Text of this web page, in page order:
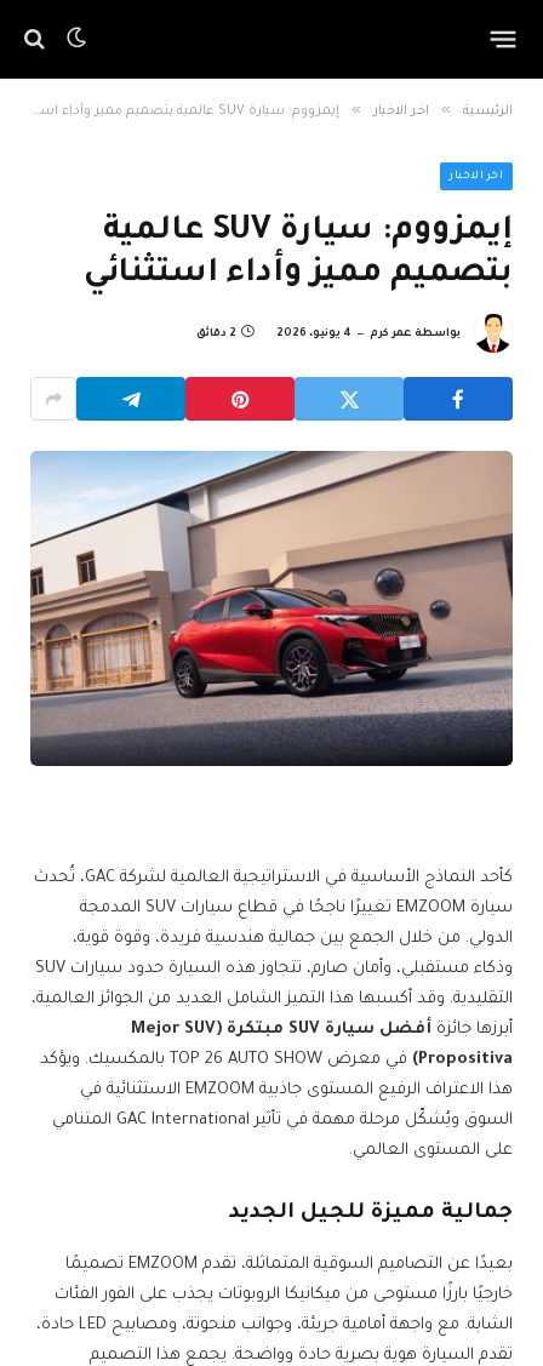
الرئيسية » اخر الاخبار » إيمزووم: سيارة SUV عالمية بتصميم مميز وأداء استثنائي
اخر الاخبار
إيمزووم: سيارة SUV عالمية
بتصميم مميز وأداء استثنائي
بواسطة عمر كرم 4 يونيو، 2026 2 دقائق
كأحد النماذج الأساسية في الاستراتيجية العالمية لشركة GAC، تُحدث
سيارة EMZOOM تغييرًا ناجحًا في قطاع سيارات SUV المدمجة
الدولي. من خلال الجمع بين جمالية هندسية فريدة، وقوة قوية،
وذكاء مستقبلي، وأمان صارم، تتجاوز هذه السيارة حدود سيارات SUV
التقليدية. وقد أكسبها هذا التميز الشامل العديد من الجوائز العالمية،
أبرزها جائزة
أفضل سيارة SUV مبتكرة (Mejor SUV
Propositiva)
في معرض TOP 26 AUTO SHOW بالمكسيك. ويؤكد
هذا الاعتراف الرفيع المستوى جاذبية EMZOOM الاستثنائية في
السوق ويُشكّل مرحلة مهمة في تأثير GAC International المتنامي
على المستوى العالمي.
جمالية مميزة للجيل الجديد
بعيدًا عن التصاميم السوقية المتماثلة، تقدم EMZOOM تصميمًا
خارجيًا بارزًا مستوحى من ميكانيكا الروبوتات يجذب على الفور الفئات
الشابة. مع واجهة أمامية جريئة، وجوانب منحوتة، ومصابيح LED حادة،
تقدم السيارة هوية بصرية حادة وواضحة. يجمع هذا التصميم